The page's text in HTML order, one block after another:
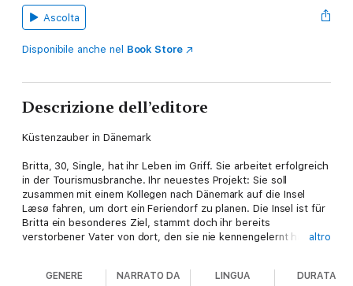
Ascolta
Disponibile anche nel Book Store
Descrizione dell’editore
Küstenzauber in Dänemark
Britta, 30, Single, hat ihr Leben im Griff. Sie arbeitet erfolgreich
in der Tourismusbranche. Ihr neuestes Projekt: Sie soll
zusammen mit einem Kollegen nach Dänemark auf die Insel
Læsø fahren, um dort ein Feriendorf zu planen. Die Insel ist für
Britta ein besonderes Ziel, stammt doch ihr bereits
verstorbener Vater von dort, den sie nie kennengelernt hat.
strukturierte Britta Teil einer liebenswert chaotischen
altro
GENERE NARRATO DA LINGUA DURATA